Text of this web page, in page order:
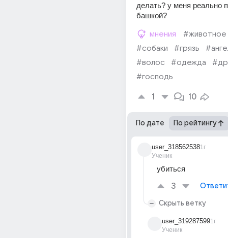
делать? у меня реально
башкой?
мнения
#животное
#собаки
#грязь
#волос
#одежда
#господь
1 10
По дате По рейтингу
user_318562538
Ученик
1г
убиться
3
Скрыть ветку
user_319287599
Ученик
1г